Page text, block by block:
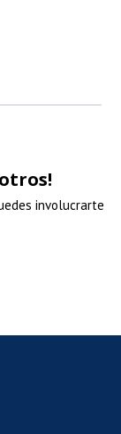
involucrarte